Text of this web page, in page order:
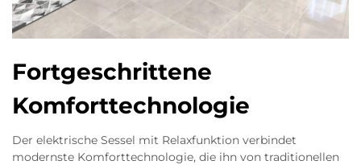
Fortgeschrittene
Komforttechnologie
Der elektrische Sessel mit Relaxfunktion verbindet
modernste Komforttechnologie, die ihn von traditionellen